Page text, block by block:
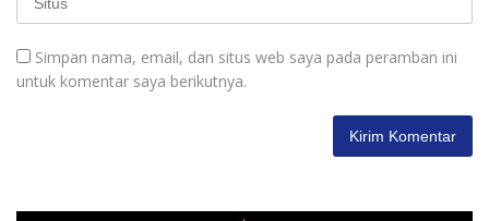
Simpan nama, email, dan situs web saya pada peramban ini
untuk komentar saya berikutnya.